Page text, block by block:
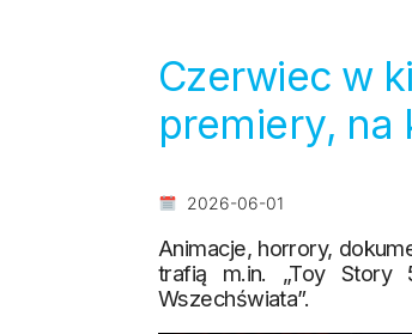
Czerwiec w
premiery, na
2026-06-01
Animacje, horrory,
trafią m.in. „Toy Story
Wszechświata”.